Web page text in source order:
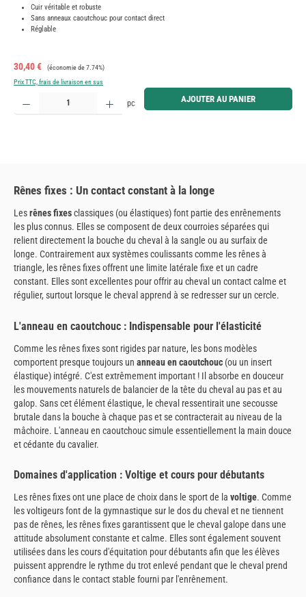
Cuir véritable et robuste
Sans anneaux caoutchouc pour contact direct
Réglable
Prix de vente :
30,40 € Prix régulier :
(économie de 7.74%)
Prix TTC, frais de livraison en sus
Quantité de produit : Entrez la quantité souhaitée ou utilisez les boutons pour augmenter ou
pc AJOUTER AU PANIER
Rênes fixes : Un contact constant à la longe
Lesrênes fixesclassiques (ou élastiques) font partie des enrênements
les plus connus. Elles se composent de deux courroies séparées qui
relient directement la bouche du cheval à la sangle ou au surfaix de
longe. Contrairement aux systèmes coulissants comme les rênes à
triangle, les rênes fixes offrent une limite latérale fixe et un cadre
constant. Elles sont excellentes pour offrir au cheval un contact calme et
régulier, surtout lorsque le cheval apprend à se redresser sur un cercle.
L'anneau en caoutchouc : Indispensable pour l'élasticité
Comme les rênes fixes sont rigides par nature, les bons modèles
comportent presque toujours un anneau en caoutchouc (ou un insert
élastique) intégré. C'est extrêmement important ! Il absorbe en douceur
les mouvements naturels de balancier de la tête du cheval au pas et au
galop. Sans cet élément élastique, le cheval ressentirait une secousse
brutale dans la bouche à chaque pas et se contracterait au niveau de la
mâchoire. L'anneau en caoutchouc simule essentiellement la main douce
et cédante du cavalier.
Domaines d'application : Voltige et cours pour débutants
Les rênes fixes ont une place de choix dans le sport de la voltige. Comme
les voltigeurs font de la gymnastique sur le dos du cheval et ne tiennent
pas de rênes, les rênes fixes garantissent que le cheval galope dans une
attitude absolument constante et calme. Elles sont également souvent
utilisées dans les cours d'équitation pour débutants afin que les élèves
puissent apprendre le rythme du trot enlevé pendant que le cheval prend
confiance dans le contact stable fourni par l'enrênement.